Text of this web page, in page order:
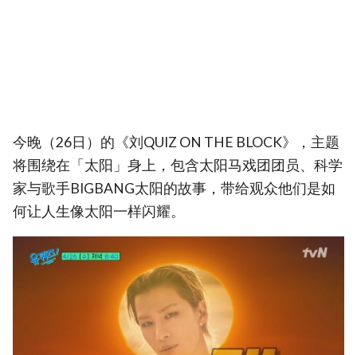
今晚（26日）的《刘QUIZ ON THE BLOCK》，主题
将围绕在「太阳」身上，包含太阳马戏团团员、科学
家与歌手BIGBANG太阳的故事，带给观众他们是如
何让人生像太阳一样闪耀。